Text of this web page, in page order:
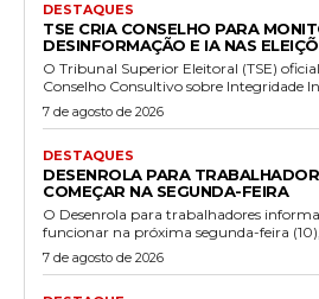
DESTAQUES
TSE CRIA CONSELHO PARA
DESINFORMAÇÃO E IA NAS
O Tribunal Superior Eleitoral (TSE)
Conselho Consultivo sobre Integridade
7 de agosto de 2026
DESTAQUES
DESENROLA PARA
COMEÇAR NA SEGUNDA-FEIRA
O Desenrola para trabalhadores
funcionar na próxima segunda-feira
7 de agosto de 2026